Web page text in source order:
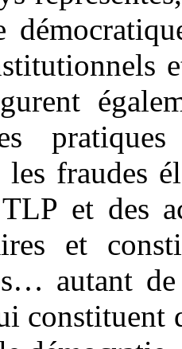
les fraudes
et des
et
autant
constituent